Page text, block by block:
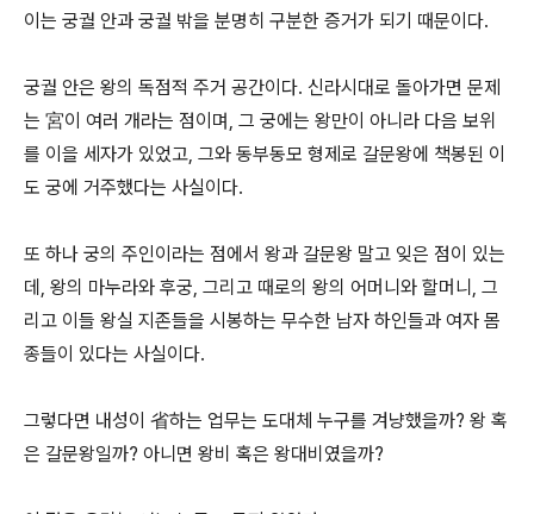
이는 궁궐 안과 궁궐 밖을 분명히 구분한 증거가 되기 때문이다.
궁궐 안은 왕의 독점적 주거 공간이다. 신라시대로 돌아가면 문제
는 宮이 여러 개라는 점이며, 그 궁에는 왕만이 아니라 다음 보위
를 이을 세자가 있었고, 그와 동부동모 형제로 갈문왕에 책봉된 이
도 궁에 거주했다는 사실이다.
또 하나 궁의 주인이라는 점에서 왕과 갈문왕 말고 잊은 점이 있는
데, 왕의 마누라와 후궁, 그리고 때로의 왕의 어머니와 할머니, 그
리고 이들 왕실 지존들을 시봉하는 무수한 남자 하인들과 여자 몸
종들이 있다는 사실이다.
그렇다면 내성이 省하는 업무는 도대체 누구를 겨냥했을까? 왕 혹
은 갈문왕일까? 아니면 왕비 혹은 왕대비였을까?